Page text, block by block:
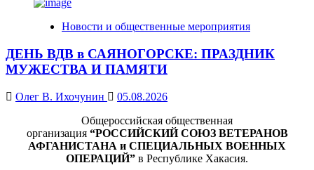
Новости и общественные мероприятия
ДЕНЬ ВДВ в САЯНОГОРСКЕ: ПРАЗДНИК
МУЖЕСТВА И ПАМЯТИ
Олег В. Ихочунин
05.08.2026
Общероссийская общественная
организация “РОССИЙСКИЙ СОЮЗ ВЕТЕРАНОВ
АФГАНИСТАНА и СПЕЦИАЛЬНЫХ ВОЕННЫХ
ОПЕРАЦИЙ” в Республике Хакасия.